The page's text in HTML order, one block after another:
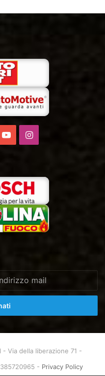
You Instagram
Via della liberazione 71 -
- Privacy Policy